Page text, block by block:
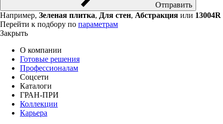
Отправить
Например, Зеленая плитка, Для стен, Абстракция или 13004R
Перейти к подбору по параметрам
Закрыть
О компании
Готовые решения
Профессионалам
Соцсети
Каталоги
ГРАН-ПРИ
Коллекции
Карьера